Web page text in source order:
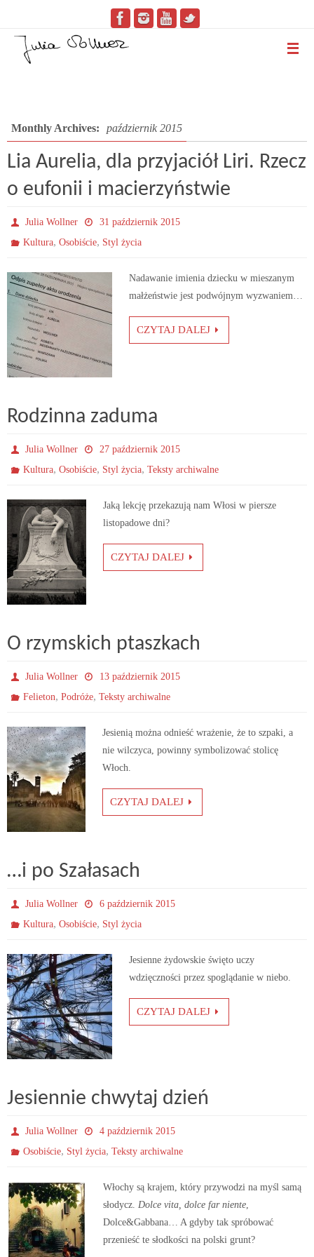
Monthly Archives: październik 2015
Lia Aurelia, dla przyjaciół Liri. Rzecz
o eufonii i macierzyństwie
Julia Wollner
31 październik 2015
Kultura,Osobiście, Styl życia
Nadawanie imienia dziecku w mieszanym
małżeństwie jest podwójnym wyzwaniem…
CZYTAJ DALEJ
Rodzinna zaduma
Julia Wollner
27 październik 2015
Kultura,Osobiście, Styl życia,Teksty archiwalne
Jaką lekcję przekazują nam Włosi w piersze
listopadowe dni?
CZYTAJ DALEJ
O rzymskich ptaszkach
Julia Wollner
13 październik 2015
Felieton,Podróże,Teksty archiwalne
Jesienią można odnieść wrażenie, że to szpaki, a
nie wilczyca, powinny symbolizować stolicę
Włoch.
CZYTAJ DALEJ
…i po Szałasach
Julia Wollner
6 październik 2015
Kultura,Osobiście, Styl życia
Jesienne żydowskie święto uczy
wdzięczności przez spoglądanie w niebo.
CZYTAJ DALEJ
Jesiennie chwytaj dzień
Julia Wollner
4 październik 2015
Osobiście, Styl życia,Teksty archiwalne
Włochy są krajem, który przywodzi na myśl samą
słodycz. Dolce vita, dolce far niente,
Dolce&Gabbana… A gdyby tak spróbować
przenieść te słodkości na polski grunt?